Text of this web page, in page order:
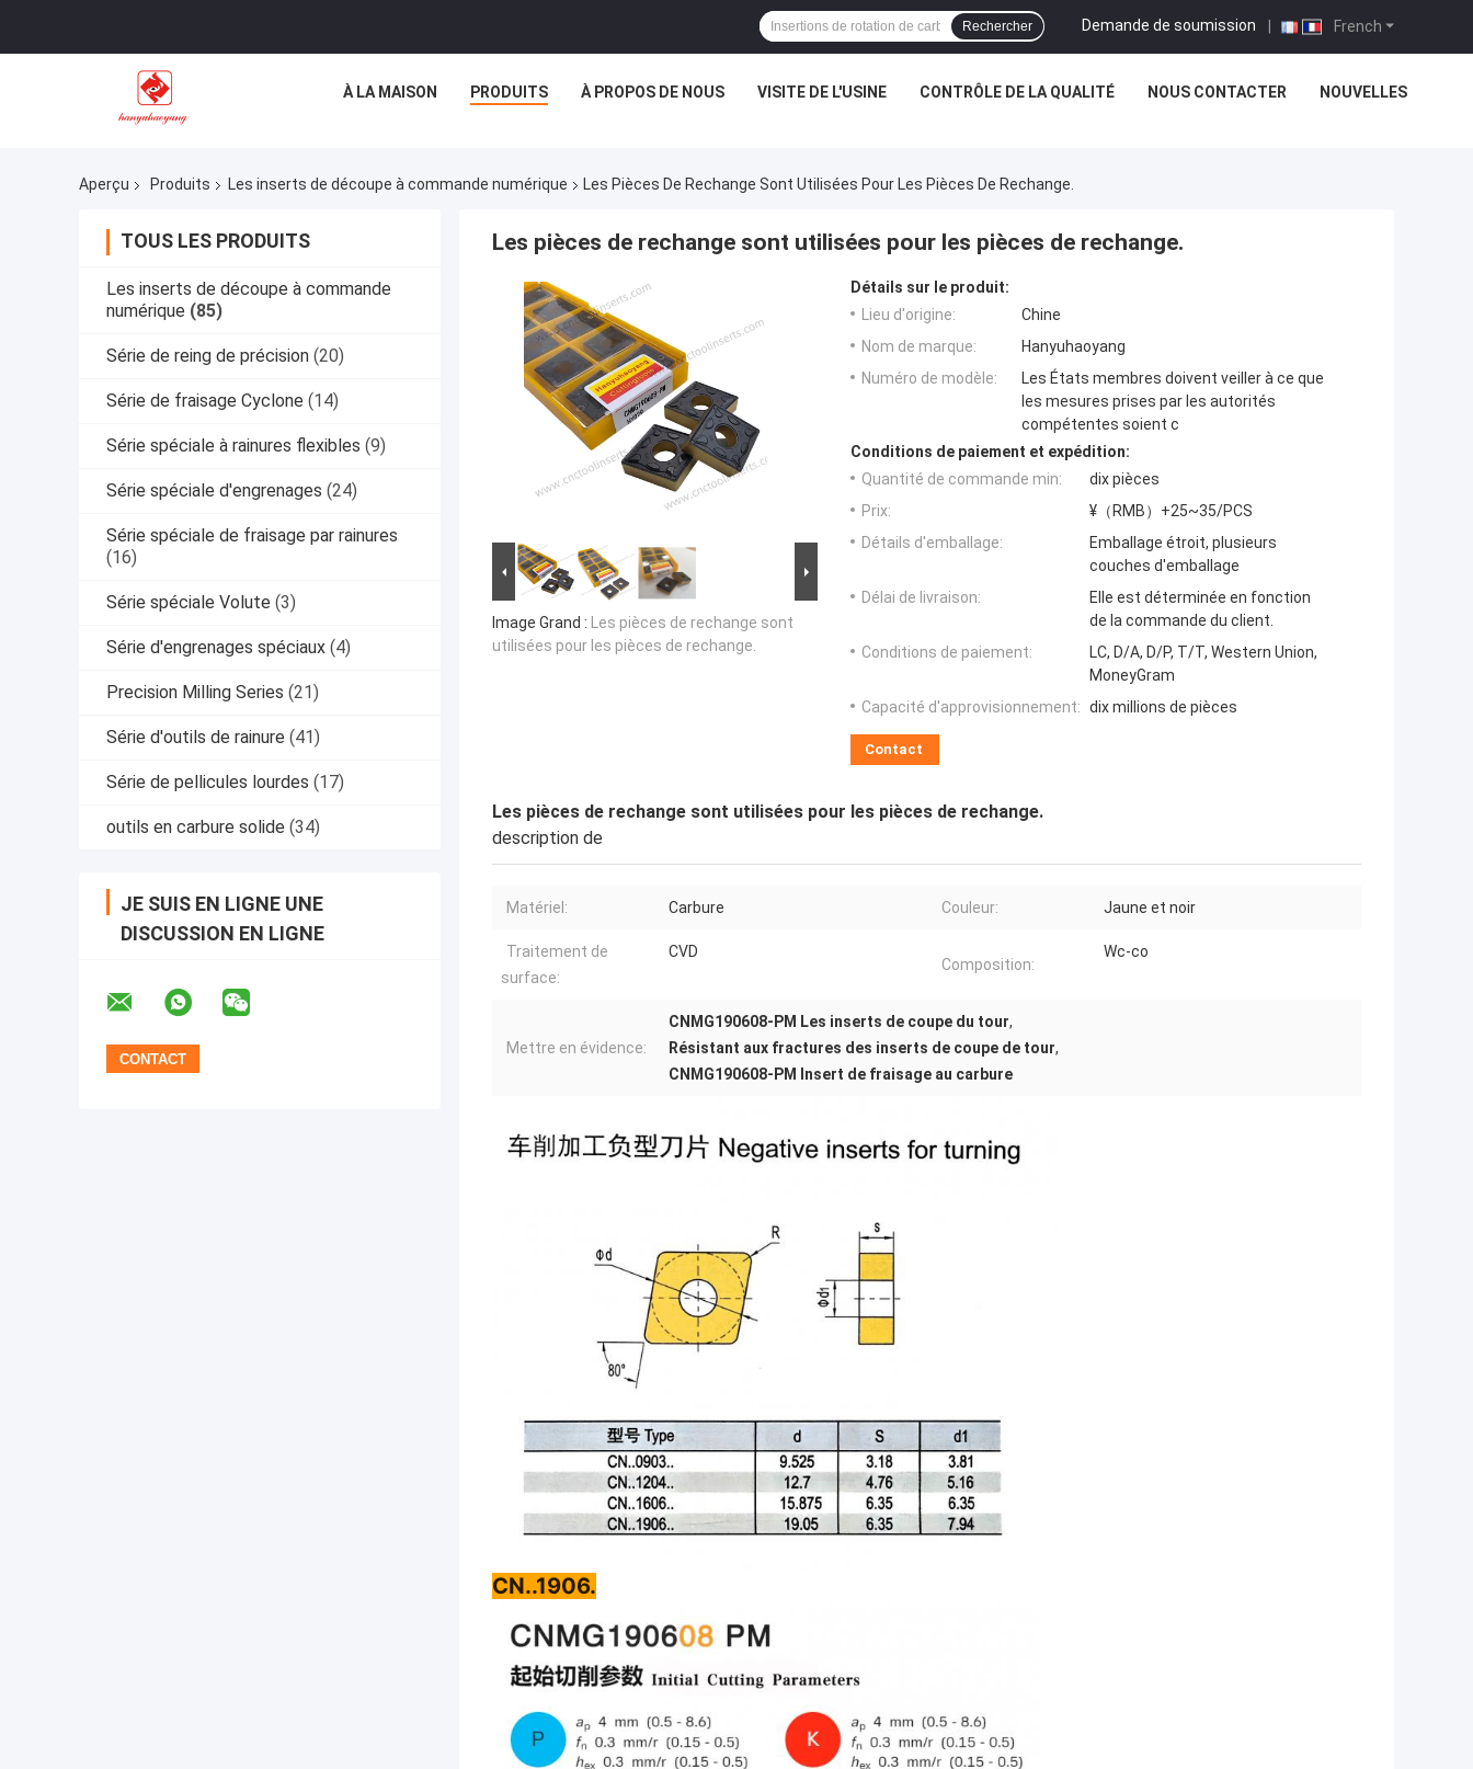
French
Demande de soumission |
Rechercher
À LA MAISON PRODUITS À PROPOS DE NOUS VISITE DE L'USINE CONTRÔLE DE LA QUALITÉ NOUS CONTACTER NOUVELLES
Aperçu Produits Les inserts de découpe à commande numérique Les Pièces De Rechange Sont Utilisées Pour Les Pièces De Rechange.
TOUS LES PRODUITS
Les inserts de découpe à commande
numérique (85)
Série de reing de précision (20)
Série de fraisage Cyclone (14)
Série spéciale à rainures flexibles (9)
Série spéciale d'engrenages (24)
Série spéciale de fraisage par rainures
(16)
Série spéciale Volute (3)
Série d'engrenages spéciaux (4)
Precision Milling Series (21)
Série d'outils de rainure (41)
Série de pellicules lourdes (17)
outils en carbure solide (34)
JE SUIS EN LIGNE UNE
DISCUSSION EN LIGNE
Les pièces de rechange sont utilisées pour les pièces de rechange.
Image Grand : Les pièces de rechange sont
utilisées pour les pièces de rechange.
Détails sur le produit:
Lieu d'origine:
Chine
Nom de marque:
Hanyuhaoyang
Numéro de modèle:
Les États membres doivent veiller à ce que
les mesures prises par les autorités
compétentes soient c
Conditions de paiement et expédition:
Quantité de commande min:
dix pièces
Prix:
¥（RMB）+25~35/PCS
Détails d'emballage:
Emballage étroit, plusieurs
couches d'emballage
Délai de livraison:
Elle est déterminée en fonction
de la commande du client.
Conditions de paiement:
LC, D/A, D/P, T/T, Western Union,
MoneyGram
Capacité d'approvisionnement: dix millions de pièces
Contact
Les pièces de rechange sont utilisées pour les pièces de rechange.
description de
Matériel: Carbure Couleur: Jaune et noir
Traitement de
surface:
CVD
Composition:
Wc-co
Mettre en évidence:
CNMG190608-PM Les inserts de coupe du tour,
Résistant aux fractures des inserts de coupe de tour,
CNMG190608-PM Insert de fraisage au carbure
CN..1906.